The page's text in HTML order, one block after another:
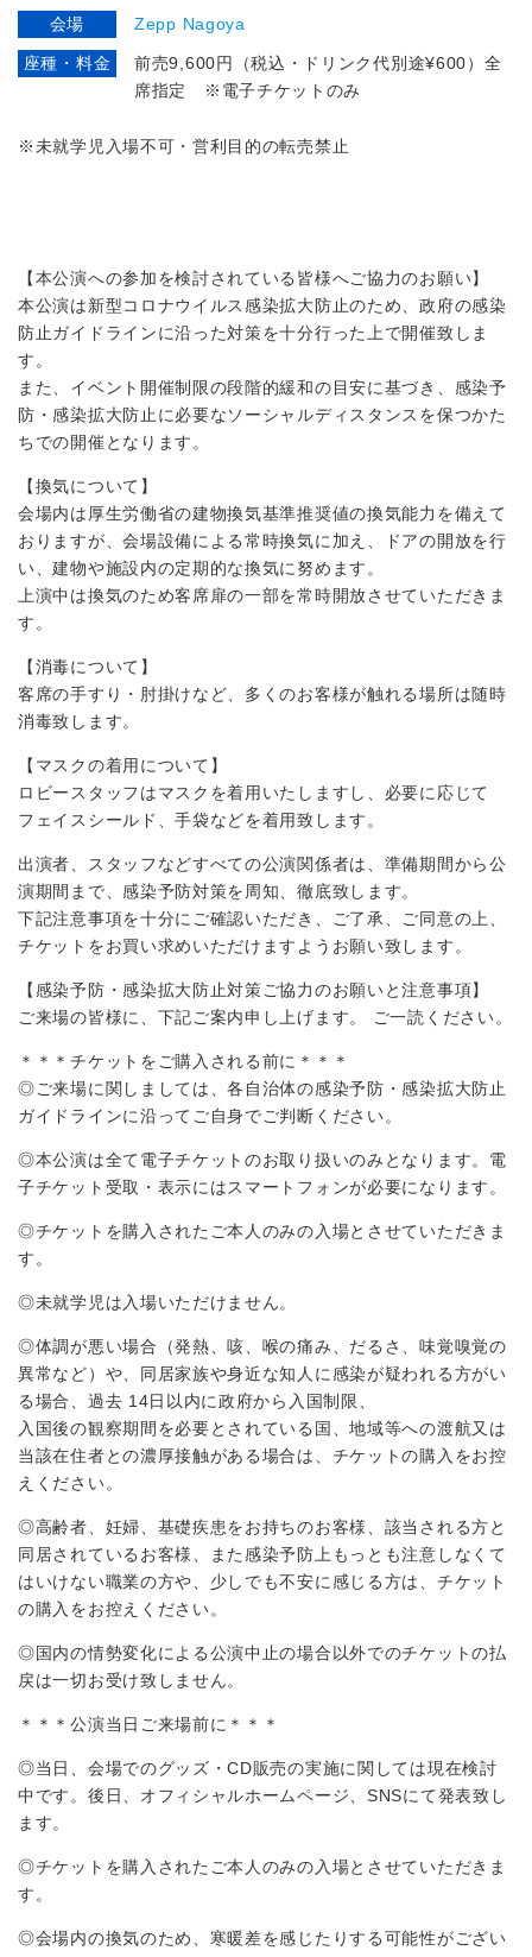
会場 Zepp Nagoya
座種・料金
前売9,600円（税込・ドリンク代別途¥600）全
席指定 ※電子チケットのみ
※未就学児入場不可・営利目的の転売禁止
【本公演への参加を検討されている皆様へご協力のお願い】
本公演は新型コロナウイルス感染拡大防止のため、政府の感染
防止ガイドラインに沿った対策を十分行った上で開催致しま
す。
また、イベント開催制限の段階的緩和の目安に基づき、感染予
防・感染拡大防止に必要なソーシャルディスタンスを保つかた
ちでの開催となります。
【換気について】
会場内は厚生労働省の建物換気基準推奨値の換気能力を備えて
おりますが、会場設備による常時換気に加え、ドアの開放を行
い、建物や施設内の定期的な換気に努めます。
上演中は換気のため客席扉の一部を常時開放させていただきま
す。
【消毒について】
客席の手すり・肘掛けなど、多くのお客様が触れる場所は随時
消毒致します。
【マスクの着用について】
ロビースタッフはマスクを着用いたしますし、必要に応じて
フェイスシールド、手袋などを着用致します。
出演者、スタッフなどすべての公演関係者は、準備期間から公
演期間まで、感染予防対策を周知、徹底致します。
下記注意事項を十分にご確認いただき、ご了承、ご同意の上、
チケットをお買い求めいただけますようお願い致します。
【感染予防・感染拡大防止対策ご協力のお願いと注意事項】
ご来場の皆様に、下記ご案内申し上げます。 ご一読ください。
＊＊＊チケットをご購入される前に＊＊＊
◎ご来場に関しましては、各自治体の感染予防・感染拡大防止
ガイドラインに沿ってご自身でご判断ください。
◎本公演は全て電子チケットのお取り扱いのみとなります。電
子チケット受取・表示にはスマートフォンが必要になります。
◎チケットを購入されたご本人のみの入場とさせていただきま
す。
◎未就学児は入場いただけません。
◎体調が悪い場合（発熱、咳、喉の痛み、だるさ、味覚嗅覚の
異常など）や、同居家族や身近な知人に感染が疑われる方がい
る場合、過去 14日以内に政府から入国制限、
入国後の観察期間を必要とされている国、地域等への渡航又は
当該在住者との濃厚接触がある場合は、チケットの購入をお控
えください。
◎高齢者、妊婦、基礎疾患をお持ちのお客様、該当される方と
同居されているお客様、また感染予防上もっとも注意しなくて
はいけない職業の方や、少しでも不安に感じる方は、チケット
の購入をお控えください。
◎国内の情勢変化による公演中止の場合以外でのチケットの払
戻は一切お受け致しません。
＊＊＊公演当日ご来場前に＊＊＊
◎当日、会場でのグッズ・CD販売の実施に関しては現在検討
中です。後日、オフィシャルホームページ、SNSにて発表致し
ます。
◎チケットを購入されたご本人のみの入場とさせていただきま
す。
◎会場内の換気のため、寒暖差を感じたりする可能性がござい